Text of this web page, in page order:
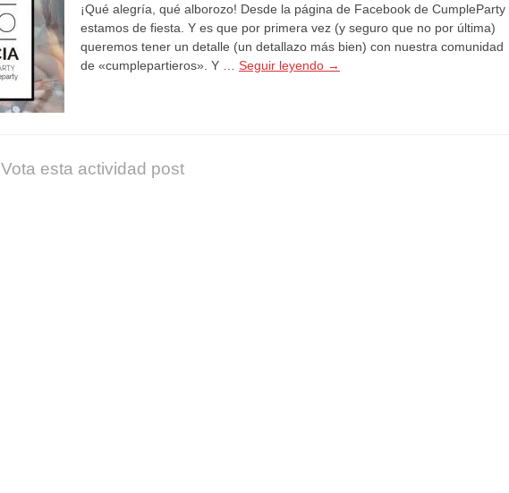
¡Qué alegría, qué alborozo! Desde la página de Facebook de CumpleParty
estamos de fiesta. Y es que por primera vez (y seguro que no por última)
queremos tener un detalle (un detallazo más bien) con nuestra comunidad
de «cumplepartieros». Y … Seguir leyendo →
Vota esta actividad post